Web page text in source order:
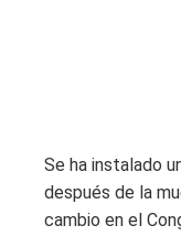
Se ha instalado
después de la
cambio en el